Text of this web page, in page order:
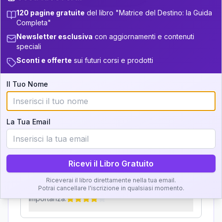
13.5-14 +4 9
14-16 +6 10
16-17.5
+5 13
34-36
Zone della Matrice:
Analisi, Significato e
Interpretazione
Clicca su ogni zona per leggere la definizione e
Zona del Ritratto
Importanza:
Karma Genitore-Figlio
Importanza:
120 pagine gratuite del libro "Matrice del Destino: la Guida
Completa"
Newsletter esclusiva con aggiornamenti e contenuti
speciali
Sconti e offerte sui futuri corsi e prodotti
Il Tuo Nome
La Tua Email
Ricevi il Libro Gratuito
Riceverai il libro direttamente nella tua email.
Potrai cancellare l'iscrizione in qualsiasi momento.